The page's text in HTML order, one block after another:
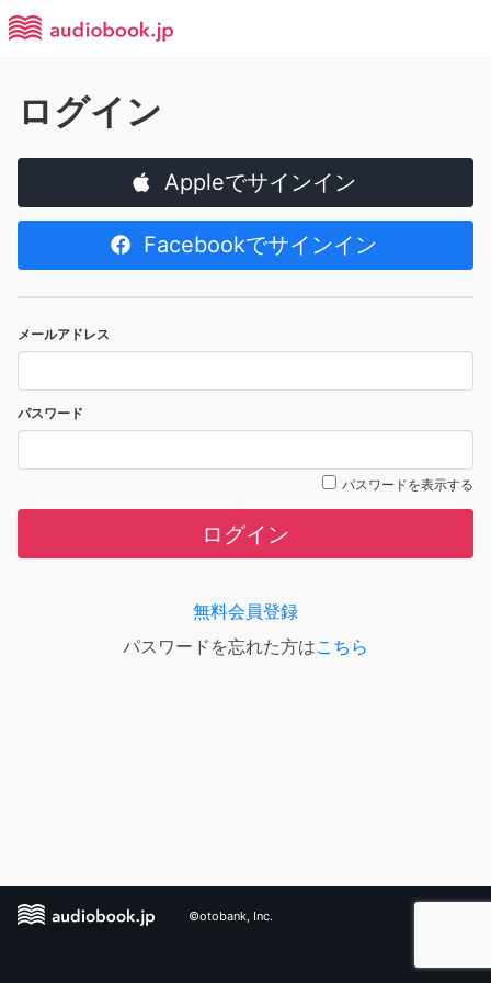
ログイン
Appleでサインイン
Facebookでサインイン
メールアドレス
パスワード
パスワードを表示する
ログイン
無料会員登録
パスワードを忘れた方はこちら
©otobank, Inc.